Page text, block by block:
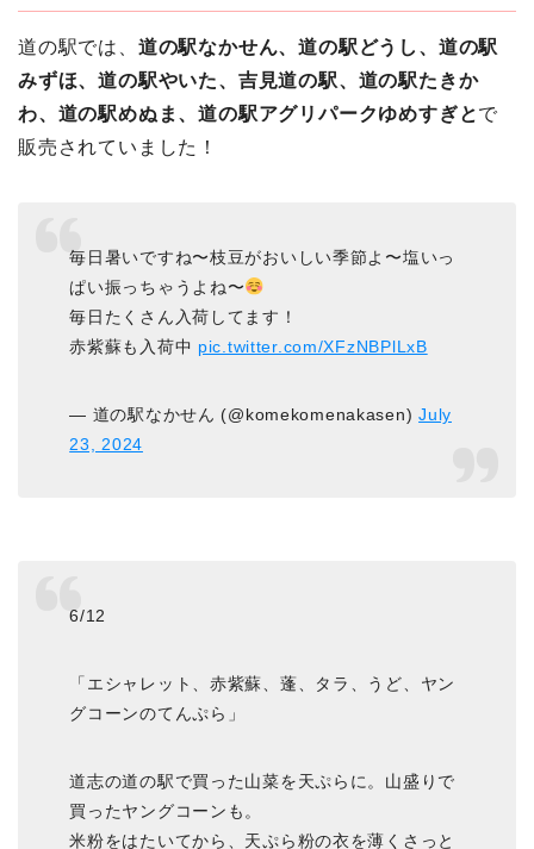
道の駅では、 道の駅なかせん、道の駅どうし、道の駅
みずほ、道の駅やいた、吉見道の駅、道の駅たきか
わ、道の駅めぬま、道の駅アグリパークゆめすぎとで
販売されていました！
毎日暑いですね〜枝豆がおいしい季節よ〜塩いっ
ぱい振っちゃうよね〜
毎日たくさん入荷してます！
赤紫蘇も入荷中 pic.twitter.com/XFzNBPlLxB
— 道の駅なかせん (@komekomenakasen)July
23, 2024
6/12
「エシャレット、赤紫蘇、蓬、タラ、うど、ヤン
グコーンのてんぷら」
道志の道の駅で買った山菜を天ぷらに。山盛りで
買ったヤングコーンも。
米粉をはたいてから、天ぷら粉の衣を薄くさっと